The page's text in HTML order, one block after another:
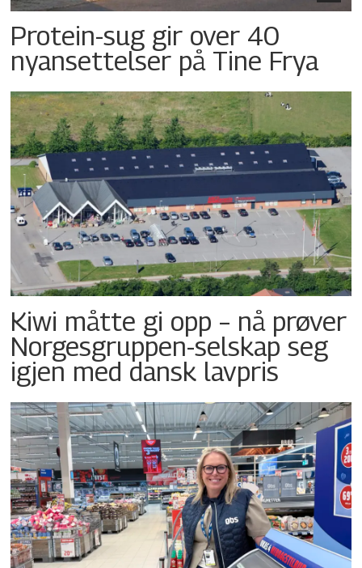
Protein-sug gir over 40
nyansettelser på Tine Frya
Kiwi måtte gi opp – nå prøver
Norgesgruppen-selskap seg
igjen med dansk lavpris